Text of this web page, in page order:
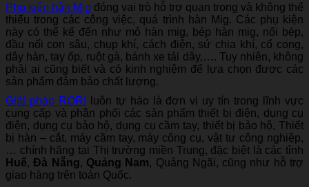
Phụ kiện hàn Mig đóng vai trò hỗ trợ quan trọng và không thể
thiếu trong các công việc, quá trình hàn Mig. Các phụ kiện
này có thể kể đến như mỏ hàn mig, bép hàn mig, nối bép,
đầu nối con sâu, chụp khí, cách điện, sứ chia khí, cổ cong,
dây hàn, tay ốp, ruột gà, bánh xe tải dây,…. Tuy nhiên, không
phải ai cũng biết và có kinh nghiệm để lựa chọn được các
sản phẩm đảm bảo chất lượng.
Giải pháp RORI
luôn tự hào là đơn vị uy tín trong lĩnh vực
cung cấp và phân phối các sản phẩm thiết bị điện, dụng cụ
điện, dụng cụ bảo hộ, dụng cụ cầm tay, thiết bị bảo hộ, Thiết
bị hàn – cắt, máy cầm tay, máy công cụ, vật tư công nghiệp,
… chính hãng tại Thị trường miền Trung, đặc biệt là các tỉnh
Huế,Đà Nẵng, Quảng Nam, Quảng Ngãi, cũng như hỗ trợ
giao hàng trên toàn Quốc.